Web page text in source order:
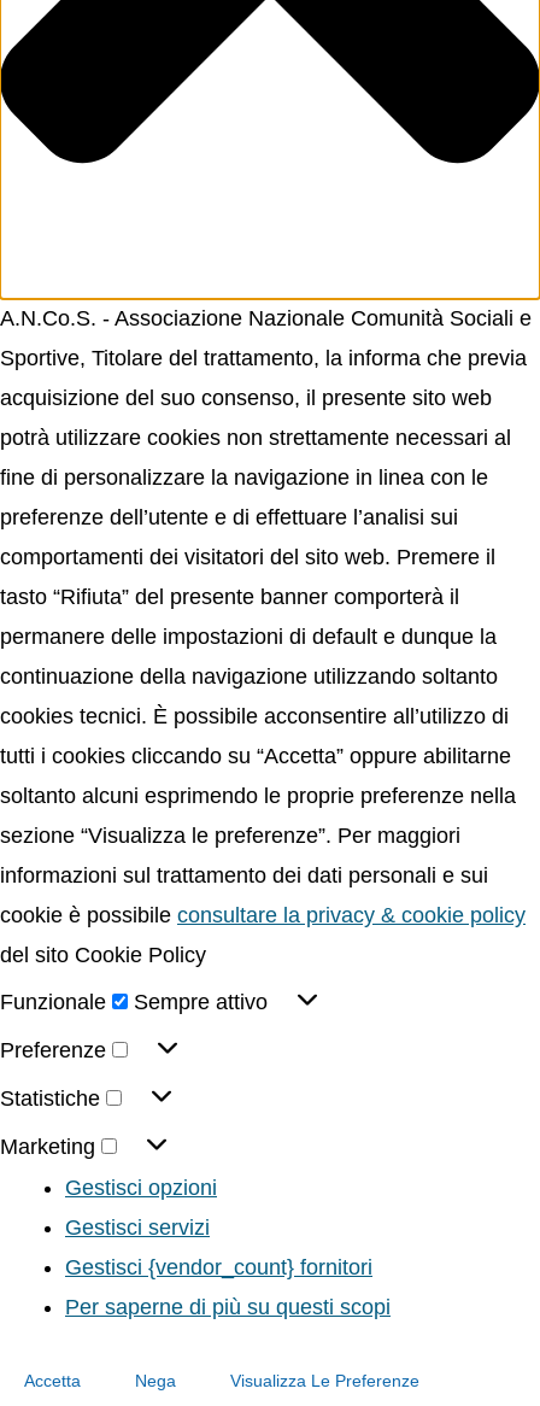
A.N.Co.S. - Associazione Nazionale Comunità Sociali e
Sportive, Titolare del trattamento, la informa che previa
acquisizione del suo consenso, il presente sito web
potrà utilizzare cookies non strettamente necessari al
fine di personalizzare la navigazione in linea con le
preferenze dell’utente e di effettuare l’analisi sui
comportamenti dei visitatori del sito web. Premere il
tasto “Rifiuta” del presente banner comporterà il
permanere delle impostazioni di default e dunque la
continuazione della navigazione utilizzando soltanto
cookies tecnici. È possibile acconsentire all’utilizzo di
tutti i cookies cliccando su “Accetta” oppure abilitarne
soltanto alcuni esprimendo le proprie preferenze nella
sezione “Visualizza le preferenze”. Per maggiori
informazioni sul trattamento dei dati personali e sui
cookie è possibile consultare la privacy & cookie policy
del sito Cookie Policy
Funzionale
Sempre attivo
Preferenze
Statistiche
Marketing
Gestisci opzioni
Gestisci servizi
Gestisci {vendor_count} fornitori
Per saperne di più su questi scopi
Accetta Nega Visualizza Le Preferenze